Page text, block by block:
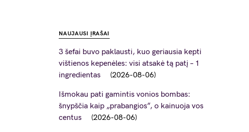
NAUJAUSI ĮRAŠAI
3 šefai buvo paklausti, kuo geriausia kepti
vištienos kepenėles: visi atsakė tą patį – 1
ingredientas
2026-08-06
Išmokau pati gamintis vonios bombas:
šnypščia kaip „prabangios”, o kainuoja vos
centus
2026-08-06